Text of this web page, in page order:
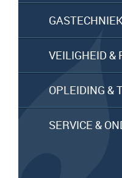
VEILIGHEID &
OPLEIDING &
SERVICE &